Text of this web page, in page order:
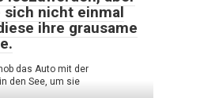
sich nicht einmal
ihre grausame
das Auto mit der
den See, um sie